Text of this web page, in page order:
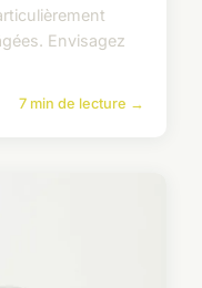
Envisagez
7 min de lecture →